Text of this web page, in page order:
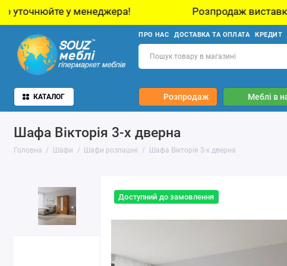
Розпродаж виставкових зразків
ПРО НАС ДОСТАВКА ТА ОПЛАТА КРЕДИТ
КАТАЛОГ Розпродаж Меблі в
Шафа Вікторія 3-х дверна
Головна Шафи Шафи розпашні Шафа Вікторія 3-х дверна
Доступний до замовлення